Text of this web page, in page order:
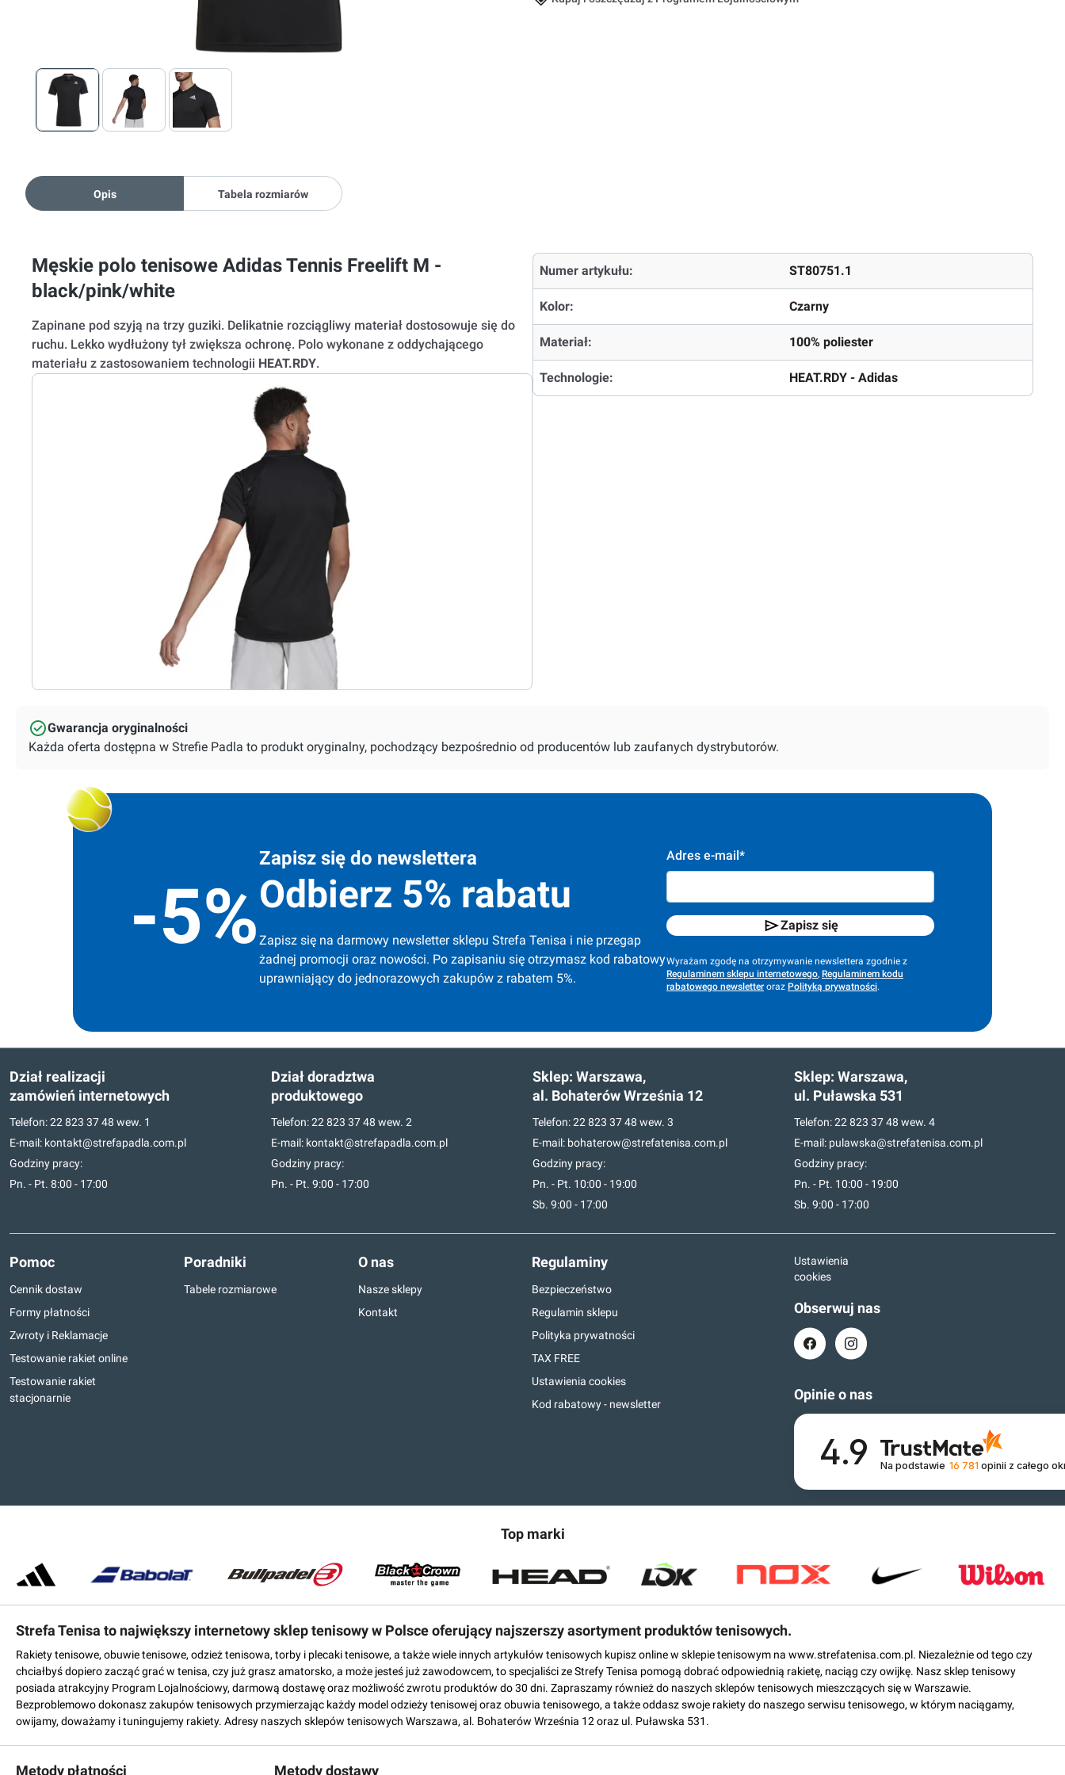
Opis Tabela rozmiarów
Męskie polo tenisowe Adidas Tennis Freelift M -
black/pink/white
Zapinane pod szyją na trzy guziki. Delikatnie rozciągliwy materiał dostosowuje się do
ruchu. Lekko wydłużony tył zwiększa ochronę. Polo wykonane z oddychającego
materiału z zastosowaniem technologii HEAT.RDY.
Numer artykułu: ST80751.1
Kolor: Czarny
Materiał: 100% poliester
Technologie: HEAT.RDY - Adidas
Gwarancja oryginalności
Każda oferta dostępna w Strefie Padla to produkt oryginalny, pochodzący bezpośrednio od producentów lub zaufanych dystrybutorów.
-5%
Zapisz się do newslettera
Odbierz 5% rabatu
Zapisz się na darmowy newsletter sklepu Strefa Tenisa i nie przegap
żadnej promocji oraz nowości. Po zapisaniu się otrzymasz kod rabatowy
uprawniający do jednorazowych zakupów z rabatem 5%.
Adres e-mail*
Zapisz się
Wyrażam zgodę na otrzymywanie newslettera zgodnie z
Regulaminem sklepu internetowego, Regulaminem kodu
rabatowego newsletter oraz Polityką prywatności.
Dział realizacji
zamówień internetowych
Telefon:22 823 37 48 wew. 1
E-mail: kontakt@strefapadla.com.pl
Godziny pracy:
Pn. - Pt. 8:00 - 17:00
Dział doradztwa
produktowego
Telefon:22 823 37 48 wew. 2
E-mail: kontakt@strefapadla.com.pl
Godziny pracy:
Pn. - Pt. 9:00 - 17:00
Sklep: Warszawa,
al. Bohaterów Września 12
Telefon:22 823 37 48 wew. 3
E-mail: bohaterow@strefatenisa.com.pl
Godziny pracy:
Pn. - Pt. 10:00 - 19:00
Sb. 9:00 - 17:00
Sklep: Warszawa,
ul. Puławska 531
Telefon:22 823 37 48 wew. 4
E-mail: pulawska@strefatenisa.com.pl
Godziny pracy:
Pn. - Pt. 10:00 - 19:00
Sb. 9:00 - 17:00
Pomoc
Cennik dostaw
Formy płatności
Zwroty i Reklamacje
Testowanie rakiet online
Testowanie rakiet
stacjonarnie
Poradniki
Tabele rozmiarowe
O nas
Nasze sklepy
Kontakt
Regulaminy
Bezpieczeństwo
Regulamin sklepu
Polityka prywatności
TAX FREE
Ustawienia cookies
Kod rabatowy - newsletter
Ustawienia
cookies
Obserwuj nas
Opinie o nas
4.9 Na podstawie 16 781 opinii z całego
Top marki
Strefa Tenisa to największy internetowy sklep tenisowy w Polsce oferujący najszerszy asortyment produktów tenisowych.
Rakiety tenisowe, obuwie tenisowe, odzież tenisowa, torby i plecaki tenisowe, a także wiele innych artykułów tenisowych kupisz online w sklepie tenisowym na www.strefatenisa.com.pl. Niezależnie od tego czy
chciałbyś dopiero zacząć grać w tenisa, czy już grasz amatorsko, a może jesteś już zawodowcem, to specjaliści ze Strefy Tenisa pomogą dobrać odpowiednią rakietę, naciąg czy owijkę. Nasz sklep tenisowy
posiada atrakcyjny Program Lojalnościowy, darmową dostawę oraz możliwość zwrotu produktów do 30 dni. Zapraszamy również do naszych sklepów tenisowych mieszczących się w Warszawie.
Bezproblemowo dokonasz zakupów tenisowych przymierzając każdy model odzieży tenisowej oraz obuwia tenisowego, a także oddasz swoje rakiety do naszego serwisu tenisowego, w którym naciągamy,
owijamy, doważamy i tuningujemy rakiety. Adresy naszych sklepów tenisowych Warszawa, al. Bohaterów Września 12 oraz ul. Puławska 531.
Metody płatności Metody dostawy